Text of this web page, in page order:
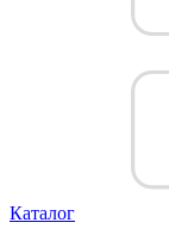
Каталог